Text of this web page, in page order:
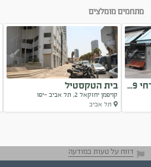
מתחמים מומלצים
בית הטקסטיל
קויפמן יחזקאל 2, תל אביב -יפו
תל אביב
דווח על טעות במודעה